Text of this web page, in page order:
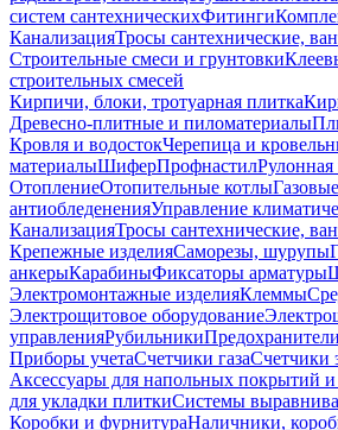
систем сантехническихФитинги
КанализацияТросы сантехнические,
Строительные смеси и грунтовки
строительных смесей
Кирпичи, блоки, тротуарная плитка
Древесно-плитные и пиломатериалы
Кровля и водостокЧерепица и
материалыШиферПрофнастилРулонная
ОтоплениеОтопительные котлы
антиобледененияУправление
КанализацияТросы сантехнические,
Крепежные изделияСаморезы, шурупы
анкерыКарабиныФиксаторы арматуры
Электромонтажные изделияКлеммы
Электрощитовое оборудование
управленияРубильникиПредохранители
Приборы учетаСчетчики газаСчетчики
Аксессуары для напольных покрытий
для укладки плиткиСистемы
Коробки и фурнитураНаличники,